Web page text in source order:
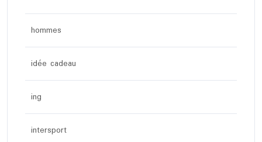
hommes
idée cadeau
ing
intersport